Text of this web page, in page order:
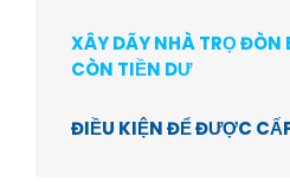
XÂY DÃY NHÀ TRỌ ĐÒN
CÒN TIỀN DƯ
ĐIỀU KIỆN ĐỂ ĐƯỢC